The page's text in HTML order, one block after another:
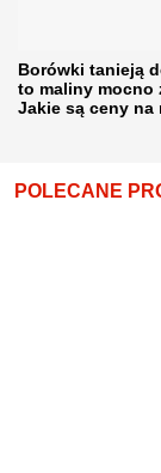
Borówki tanieją
to maliny mocno
Jakie są ceny na
POLECANE